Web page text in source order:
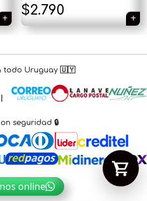
era:
$1.790.
es:
$1.090.
$2.790
todo Uruguay 🇺🇾
seguridad 🔒
online
y aparecerá acá